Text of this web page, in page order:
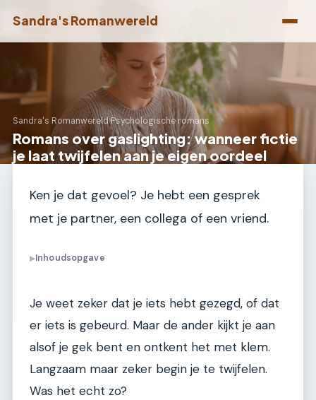
Sandra's Romanwereld
Sandra's Romanwereld›Psychologische romans
Romans over gaslighting: wanneer fictie
je laat twijfelen aan je eigen oordeel
Ken je dat gevoel? Je hebt een gesprek
met je partner, een collega of een vriend.
▶Inhoudsopgave
Je weet zeker dat je iets hebt gezegd, of dat
er iets is gebeurd. Maar de ander kijkt je aan
alsof je gek bent en ontkent het met klem.
Langzaam maar zeker begin je te twijfelen.
Was het echt zo?